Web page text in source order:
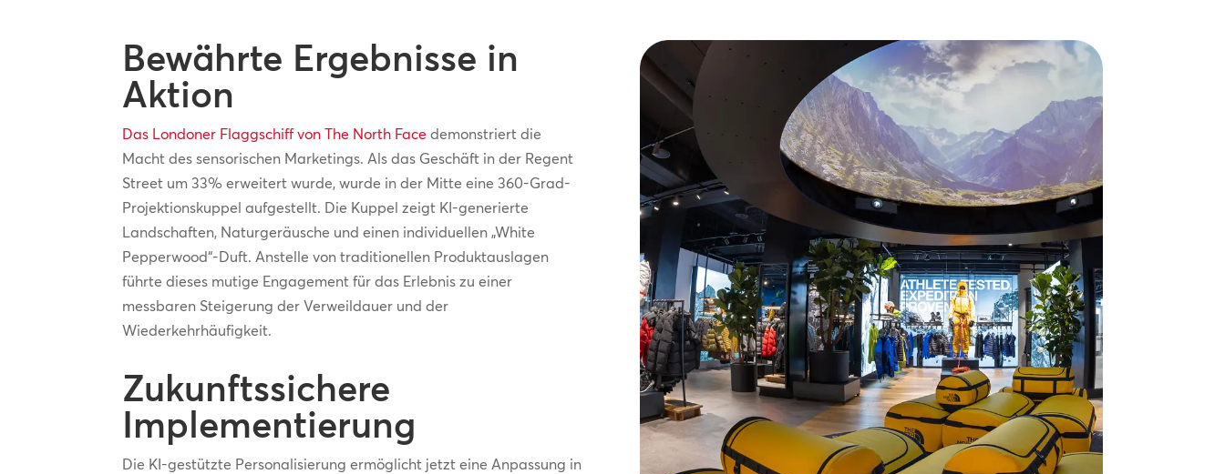
Bewährte Ergebnisse in
Aktion
Das Londoner Flaggschiff von The North Face demonstriert die
Macht des sensorischen Marketings. Als das Geschäft in der Regent
Street um 33% erweitert wurde, wurde in der Mitte eine 360-Grad-
Projektionskuppel aufgestellt. Die Kuppel zeigt KI-generierte
Landschaften, Naturgeräusche und einen individuellen „White
Pepperwood“-Duft. Anstelle von traditionellen Produktauslagen
führte dieses mutige Engagement für das Erlebnis zu einer
messbaren Steigerung der Verweildauer und der
Wiederkehrhäufigkeit.
Zukunftssichere
Implementierung
Die KI-gestützte Personalisierung ermöglicht jetzt eine Anpassung in